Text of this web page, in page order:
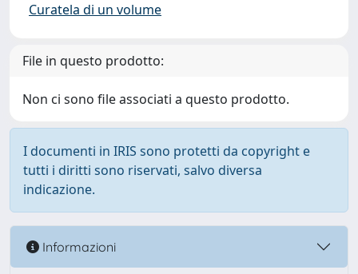
Curatela di un volume
File in questo prodotto:
Non ci sono file associati a questo prodotto.
I documenti in IRIS sono protetti da copyright e
tutti i diritti sono riservati, salvo diversa
indicazione.
Informazioni